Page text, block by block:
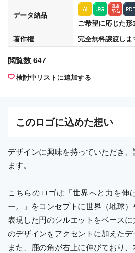
データ納品
ご希望に応じた
著作権
完全無料譲渡しま
閲覧数 647
検討中リストに追加する
このロゴに込めた想い
デザインに興味を持っていただき
ます。
こちらのロゴは「世界へと力を伸
ー。」をコンセプトに世界（地球
表現した円のシルエットをベースに
のデザインをアクセントに加えたデ
また、鹿の角が右上に伸びており